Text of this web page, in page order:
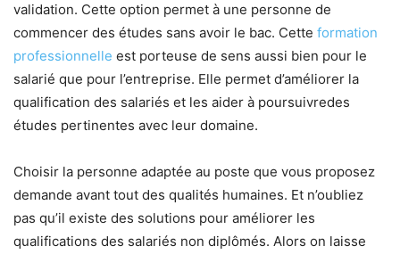
validation. Cette option permet à une personne de
commencer des études sans avoir le bac. Cette formation
professionnelle est porteuse de sens aussi bien pour le
salarié que pour l’entreprise. Elle permet d’améliorer la
qualification des salariés et les aider à poursuivredes
études pertinentes avec leur domaine.
Choisir la personne adaptée au poste que vous proposez
demande avant tout des qualités humaines. Et n’oubliez
pas qu’il existe des solutions pour améliorer les
qualifications des salariés non diplômés. Alors on laisse